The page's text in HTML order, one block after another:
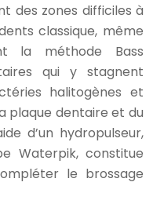
des zones difficiles à
classique, même
la méthode Bass
qui y stagnent
halitogènes et
plaque dentaire et du
d’un hydropulseur,
Waterpik, constitue
le brossage